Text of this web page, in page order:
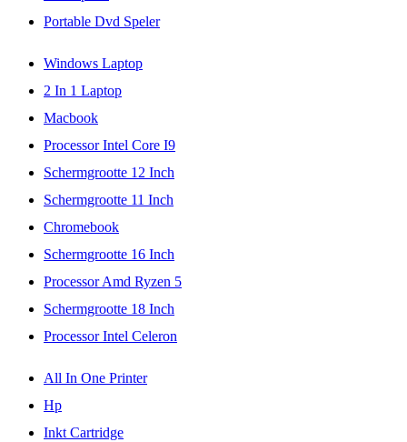
Portable Dvd Speler
Windows Laptop
2 In 1 Laptop
Macbook
Processor Intel Core I9
Schermgrootte 12 Inch
Schermgrootte 11 Inch
Chromebook
Schermgrootte 16 Inch
Processor Amd Ryzen 5
Schermgrootte 18 Inch
Processor Intel Celeron
All In One Printer
Hp
Inkt Cartridge